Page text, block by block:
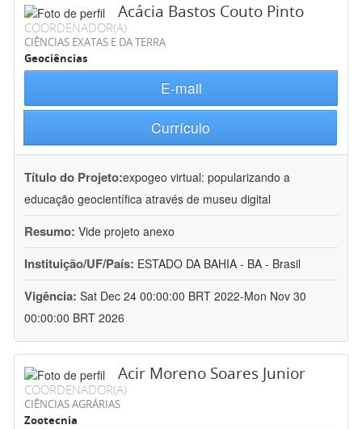
Acácia Bastos Couto Pinto
COORDENADOR(A)
CIÊNCIAS EXATAS E DA TERRA
Geociências
E-mail
Currículo
Título do Projeto:expogeo virtual: popularizando a
educação geocientífica através de museu digital
Resumo: Vide projeto anexo
Instituição/UF/País: ESTADO DA BAHIA - BA - Brasil
Vigência: Sat Dec 24 00:00:00 BRT 2022-Mon Nov 30
00:00:00 BRT 2026
Acir Moreno Soares Junior
COORDENADOR(A)
CIÊNCIAS AGRÁRIAS
Zootecnia